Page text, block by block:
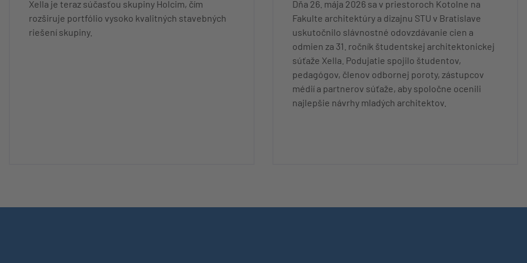
Xella je teraz súčasťou skupiny Holcim, čím
rozširuje portfólio vysoko kvalitných stavebných
riešení skupiny.
Dňa 26. mája 2026 sa v priestoroch Kotolne na
Fakulte architektúry a dizajnu STU v Bratislave
uskutočnilo slávnostné odovzdávanie cien a
odmien za 31. ročník študentskej architektonickej
súťaže Xella. Podujatie spojilo študentov,
pedagógov, členov odbornej poroty, zástupcov
médií a partnerov súťaže, aby spoločne ocenili
najlepšie návrhy mladých architektov.